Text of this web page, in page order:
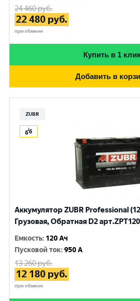
24 460руб.
22 480 руб.
при обмене
Купить в 1
Добавить в
ZUBR
Аккумулятор ZUBR Professional
Грузовая, Обратная D2
Емкость: 120 Ач
Пусковой ток:950 A
13 260руб.
12 180 руб.
при обмене